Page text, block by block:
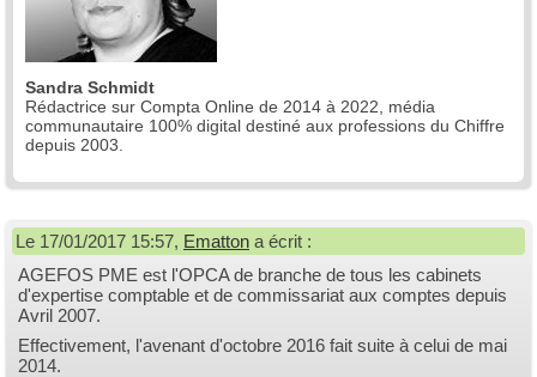
Sandra Schmidt
Rédactrice sur Compta Online de 2014 à 2022, média
communautaire 100% digital destiné aux professions du Chiffre
depuis 2003.
Le 17/01/2017 15:57, Ematton a écrit :
AGEFOS PME est l'OPCA de branche de tous les cabinets
d'expertise comptable et de commissariat aux comptes depuis
Avril 2007.
Effectivement, l'avenant d'octobre 2016 fait suite à celui de mai
2014.